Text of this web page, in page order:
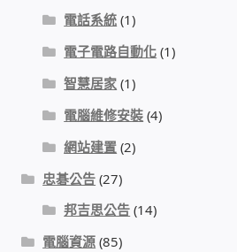
我的帳號
購物車
退款和退貨政策
電話系統 (1)
電子電路自動化 (1)
智慧居家 (1)
電腦維修安裝 (4)
網站建置 (2)
忠碁公告 (27)
邦吉思公告 (14)
電腦資源 (85)